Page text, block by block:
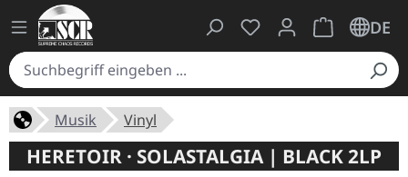
Du hast 0 Produkte
Warenkorb
DE
Musik Vinyl
HERETOIR · SOLASTALGIA | BLACK 2LP